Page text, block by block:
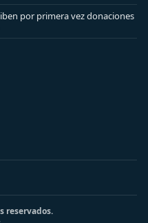
por primera vez donaciones
reservados.